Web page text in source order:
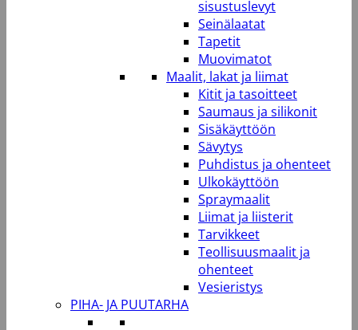
sisustuslevyt
Seinälaatat
Tapetit
Muovimatot
Maalit, lakat ja liimat
Kitit ja tasoitteet
Saumaus ja silikonit
Sisäkäyttöön
Sävytys
Puhdistus ja ohenteet
Ulkokäyttöön
Spraymaalit
Liimat ja liisterit
Tarvikkeet
Teollisuusmaalit ja
ohenteet
Vesieristys
PIHA- JA PUUTARHA